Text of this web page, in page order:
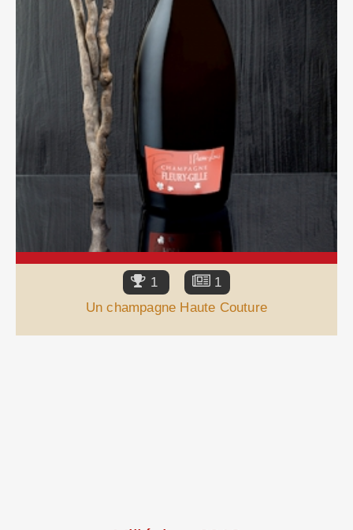
1
1
Un champagne Haute Couture